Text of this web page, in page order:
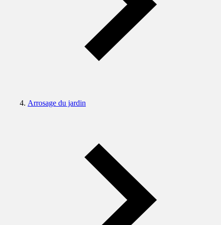
Arrosage du jardin